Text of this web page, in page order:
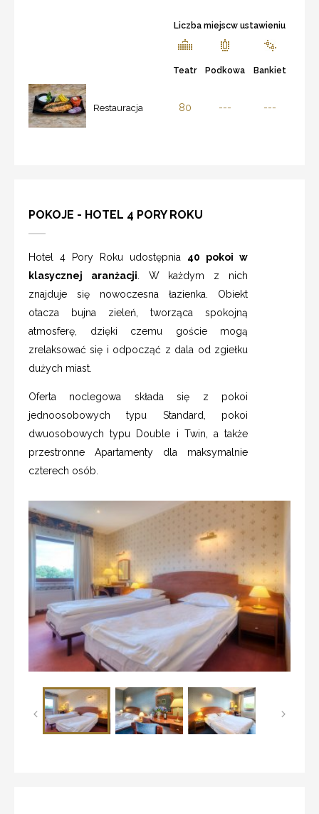
Liczba miejscw ustawieniu
Teatr Podkowa Bankiet
Restauracja 80 --- ---
POKOJE - HOTEL 4 PORY ROKU
Hotel 4 Pory Roku udostępnia 40 pokoi w
klasycznej aranżacji. W każdym z nich
znajduje się nowoczesna łazienka. Obiekt
otacza bujna zieleń, tworząca spokojną
atmosferę, dzięki czemu goście mogą
zrelaksować się i odpocząć z dala od zgiełku
dużych miast.
Oferta noclegowa składa się z pokoi
jednoosobowych typu Standard, pokoi
dwuosobowych typu Double i Twin, a także
przestronne Apartamenty dla maksymalnie
czterech osób.